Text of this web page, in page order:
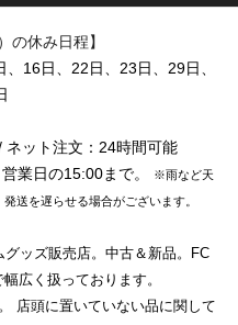
の休み日程】
16日、22日、23日、29日、
ット注文：24時間可能
業日の15:00まで。
※雨など天
送を遅らせる場合がございます。
ッズ販売店。中古＆新品。FC
広く扱っております。
店頭に置いていない品に関して